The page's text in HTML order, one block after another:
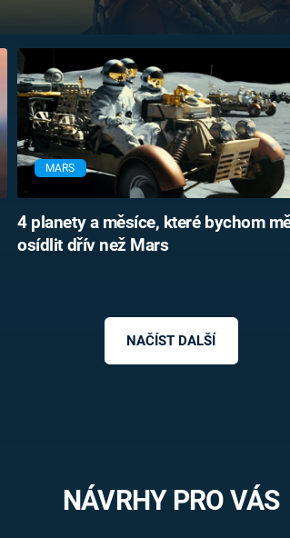
MARS
4 planety a měsíce, které bychom
osídlit dřív než Mars
NAČÍST DALŠÍ
NÁVRHY PRO VÁS